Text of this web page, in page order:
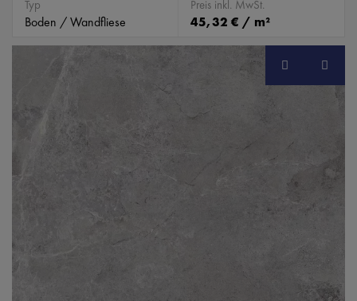
Typ
Boden / Wandfliese
Preis inkl. MwSt.
45,32 € / m²